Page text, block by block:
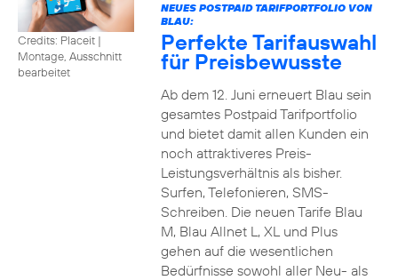
Credits: Placeit |
Montage, Ausschnitt
bearbeitet
NEUES POSTPAID TARIFPORTFOLIO VON
BLAU:
Perfekte Tarifauswahl
für Preisbewusste
Ab dem 12. Juni erneuert Blau sein
gesamtes Postpaid Tarifportfolio
und bietet damit allen Kunden ein
noch attraktiveres Preis-
Leistungsverhältnis als bisher.
Surfen, Telefonieren, SMS-
Schreiben. Die neuen Tarife Blau
M, Blau Allnet L, XL und Plus
gehen auf die wesentlichen
Bedürfnisse sowohl aller Neu- als